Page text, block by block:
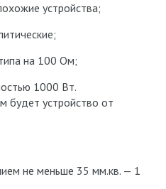
устройства;
на 100 Ом;
1000 Вт.
будет устройство от
не меньше 35 мм.кв. — 1